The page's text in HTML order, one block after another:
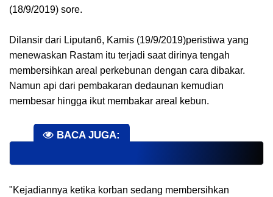
(18/9/2019) sore.
Dilansir dari Liputan6, Kamis (19/9/2019)peristiwa yang
menewaskan Rastam itu terjadi saat dirinya tengah
membersihkan areal perkebunan dengan cara dibakar.
Namun api dari pembakaran dedaunan kemudian
membesar hingga ikut membakar areal kebun.
BACA JUGA:
"Kejadiannya ketika korban sedang membersihkan